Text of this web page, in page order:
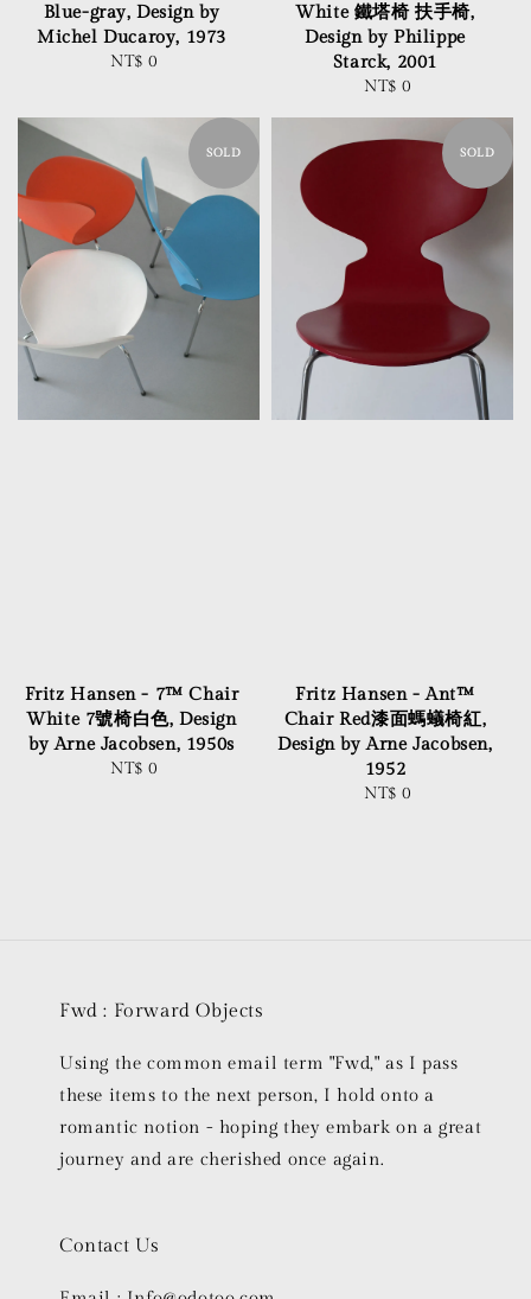
Blue-gray, Design by
Michel Ducaroy, 1973
Regular
NT$ 0
White 鐵塔椅 扶手椅,
Design by Philippe
Starck, 2001
Regular
NT$ 0
SOLD
Fritz Hansen - 7™ Chair
White 7號椅白色, Design
by Arne Jacobsen, 1950s
Regular
NT$ 0
SOLD
Fritz Hansen - Ant™
Chair Red漆面螞蟻椅紅,
Design by Arne Jacobsen,
1952
Regular
NT$ 0
Fwd : Forward Objects
Using the common email term "Fwd," as I pass
these items to the next person, I hold onto a
romantic notion - hoping they embark on a great
journey and are cherished once again.
Contact Us